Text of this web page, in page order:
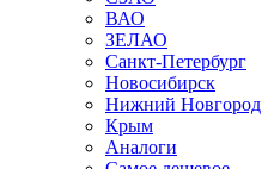
ВАО
ЗЕЛАО
Санкт-Петербург
Новосибирск
Нижний Новгород
Крым
Аналоги